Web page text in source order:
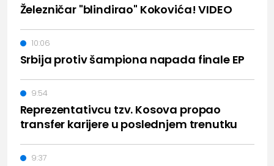
Železničar "blindirao" Kokovića! VIDEO
Srbija protiv šampiona napada finale EP
10:06
Reprezentativcu tzv. Kosova propao
transfer karijere u poslednjem trenutku
9:54
9:37